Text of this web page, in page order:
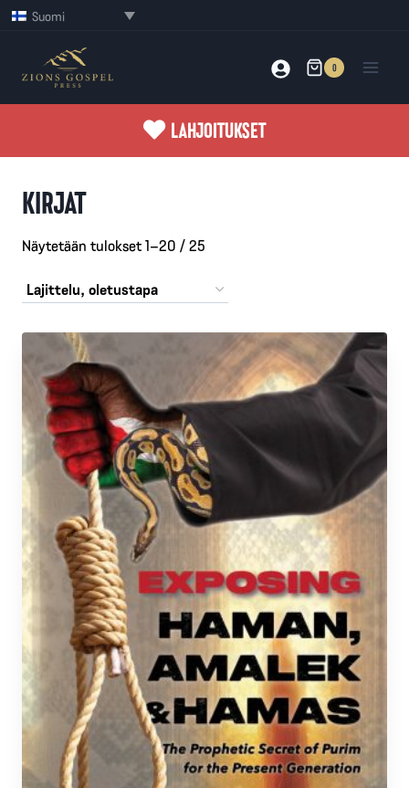
SiirrySuomi
0
LAHJOITUKSET
KIRJAT
Näytetään tulokset 1–20 / 25